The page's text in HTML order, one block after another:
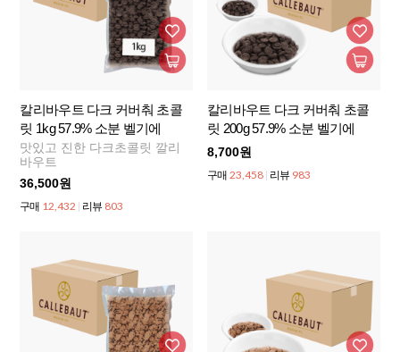
칼리바우트 다크 커버춰 초콜
릿 1kg 57.9% 소분 벨기에
맛있고 진한 다크초콜릿 깔리
바우트
36,500원
구매 12,432 리뷰 803
칼리바우트 다크 커버춰 초콜
릿 200g 57.9% 소분 벨기에
8,700원
구매 23,458 리뷰 983